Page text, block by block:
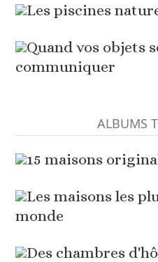
Les piscines
Quand vos objets
communiquer
ALBUMS
15 maisons
Les maisons les
monde
Des chambres